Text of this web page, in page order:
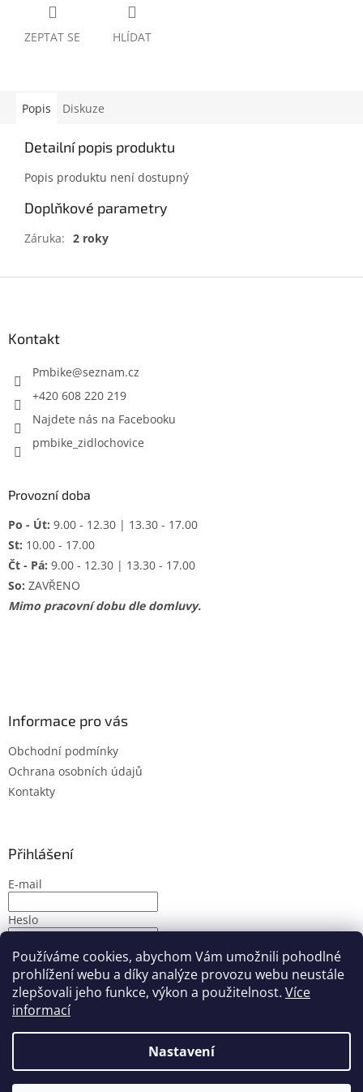
Používáme cookies, abychom Vám umožnili pohodlné
prohlížení webu a díky analýze provozu webu neustále
zlepšovali jeho funkce, výkon a použitelnost. Více
informací
Nastavení
ZEPTAT SE HLÍDAT
Popis Diskuze
Detailní popis produktu
Popis produktu není dostupný
Doplňkové parametry
Záruka: 2 roky
Kontakt
Pmbike@seznam.cz
+420 608 220 219
Najdete nás na Facebooku
pmbike_zidlochovice
Provozní doba
Po - Út: 9.00 - 12.30 | 13.30 - 17.00
St: 10.00 - 17.00
Čt - Pá: 9.00 - 12.30 | 13.30 - 17.00
So: ZAVŘENO
Mimo pracovní dobu dle domluvy.
Informace pro vás
Obchodní podmínky
Ochrana osobních údajů
Kontakty
Přihlášení
E-mail
Heslo
PŘIHLÁSIT SE
Nová registraceZapomenuté heslo
Vytvořil Shoptet